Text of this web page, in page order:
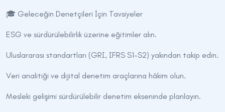
🎓 Geleceğin Denetçileri İçin Tavsiyeler
ESG ve sürdürülebilirlik üzerine eğitimler alın.
Uluslararası standartları (GRI, IFRS S1-S2) yakından takip edin.
Veri analitiği ve dijital denetim araçlarına hâkim olun.
Mesleki gelişimi sürdürülebilir denetim ekseninde planlayın.